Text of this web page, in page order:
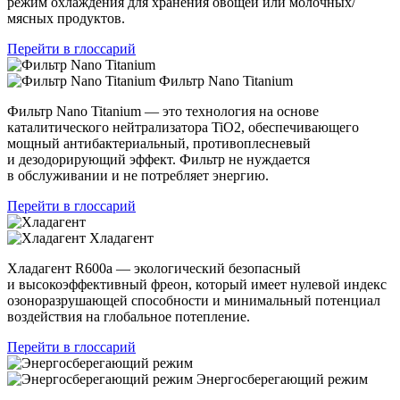
мясных продуктов.
Перейти в глоссарий
Фильтр Nano Titanium
Фильтр Nano Titanium — это технология на основе
каталитического нейтрализатора TiO2, обеспечивающего
мощный антибактериальный, противоплесневый
и дезодорирующий эффект. Фильтр не нуждается
в обслуживании и не потребляет энергию.
Перейти в глоссарий
Хладагент
Хладагент R600a — экологический безопасный
и высокоэффективный фреон, который имеет нулевой индекс
озоноразрушающей способности и минимальный потенциал
воздействия на глобальное потепление.
Перейти в глоссарий
Энергосберегающий режим